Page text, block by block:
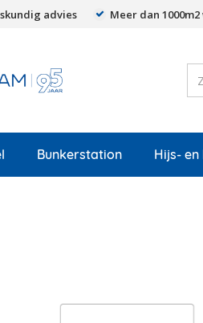
advies Meer dan
Bunkerstation Hijs-